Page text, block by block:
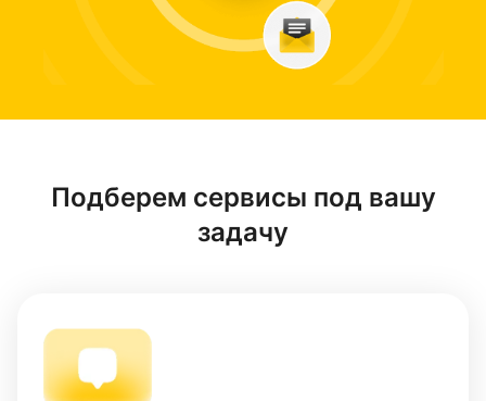
Подберем сервисы под вашу
задачу